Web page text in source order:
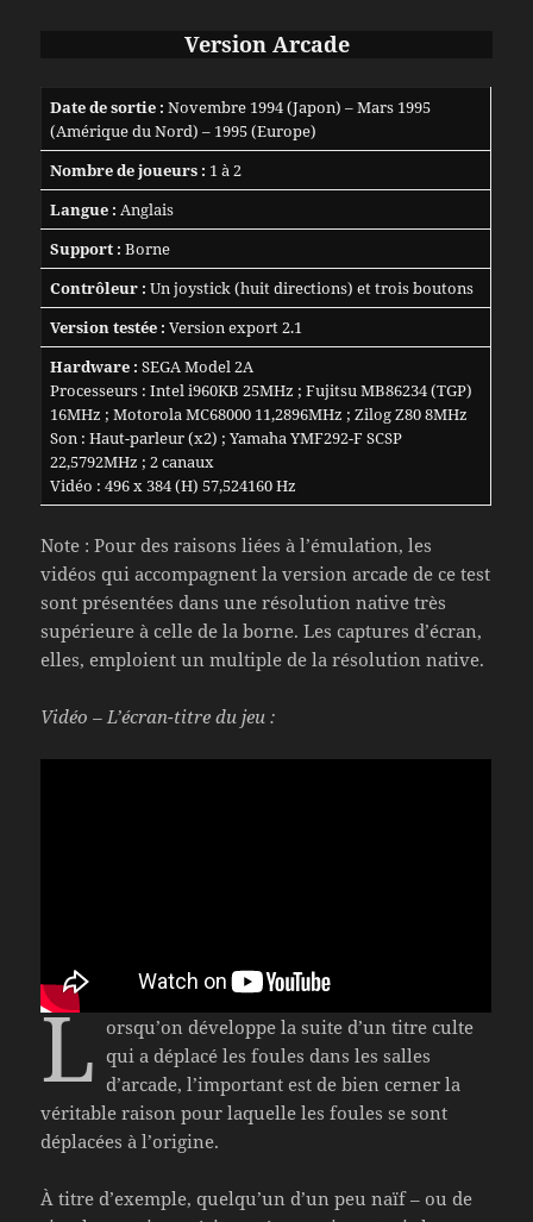
Version Arcade
Date de sortie : Novembre 1994 (Japon) – Mars 1995
(Amérique du Nord) – 1995 (Europe)
Nombre de joueurs : 1 à 2
Langue : Anglais
Support : Borne
Contrôleur : Un joystick (huit directions) et trois boutons
Version testée : Version export 2.1
Hardware : SEGA Model 2A
Processeurs : Intel i960KB 25MHz ; Fujitsu MB86234 (TGP)
16MHz ; Motorola MC68000 11,2896MHz ; Zilog Z80 8MHz
Son : Haut-parleur (x2) ; Yamaha YMF292-F SCSP
22,5792MHz ; 2 canaux
Vidéo : 496 x 384 (H) 57,524160 Hz
Note : Pour des raisons liées à l’émulation, les
vidéos qui accompagnent la version arcade de ce test
sont présentées dans une résolution native très
supérieure à celle de la borne. Les captures d’écran,
elles, emploient un multiple de la résolution native.
Vidéo – L’écran-titre du jeu :
L orsqu’on développe la suite d’un titre culte
qui a déplacé les foules dans les salles
d’arcade, l’important est de bien cerner la
véritable raison pour laquelle les foules se sont
déplacées à l’origine.
À titre d’exemple, quelqu’un d’un peu naïf – ou de